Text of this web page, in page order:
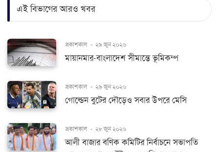
এই বিভাগের আরও খবর
প্রকাশকাল - ২৯ জুন ২০২৬
মায়ানমার-বাংলাদেশ সীমান্তে ভূমিকম্প
প্রকাশকাল - ২৯ জুন ২০২৬
গোল্ডেন বুটের দৌড়েও সবার উপরে মেসি
প্রকাশকাল - ২৮ জুন ২০২৬
আলী বাজার বণিক কমিটির নির্বাচনে সভাপতি